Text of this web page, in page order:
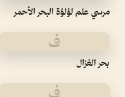
مرسي علم لؤلؤة البحر الأحمر
ف
بحر الغزال
ف